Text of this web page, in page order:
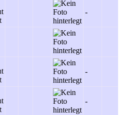
-
-
-